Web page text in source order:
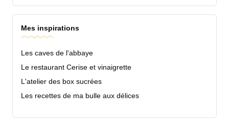
Mes inspirations
Les caves de l'abbaye
Le restaurant Cerise et vinaigrette
L'atelier des box sucrées
Les recettes de ma bulle aux délices